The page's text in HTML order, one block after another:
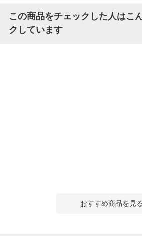
この商品をチェックした人はこ
クしています
おすすめ商品を見る